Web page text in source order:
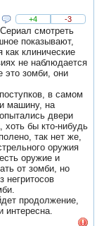
+4 -3
смотреть
показывают,
как клинические
не наблюдается
это зомби, они
в самом
и машину, на
двери
хоть бы кто-нибудь
так нет же,
оружия
оружие и
от зомби, но
негритосов
продолжение,
интересна.